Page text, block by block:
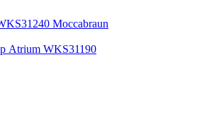
Moccabraun
Atrium WKS31190